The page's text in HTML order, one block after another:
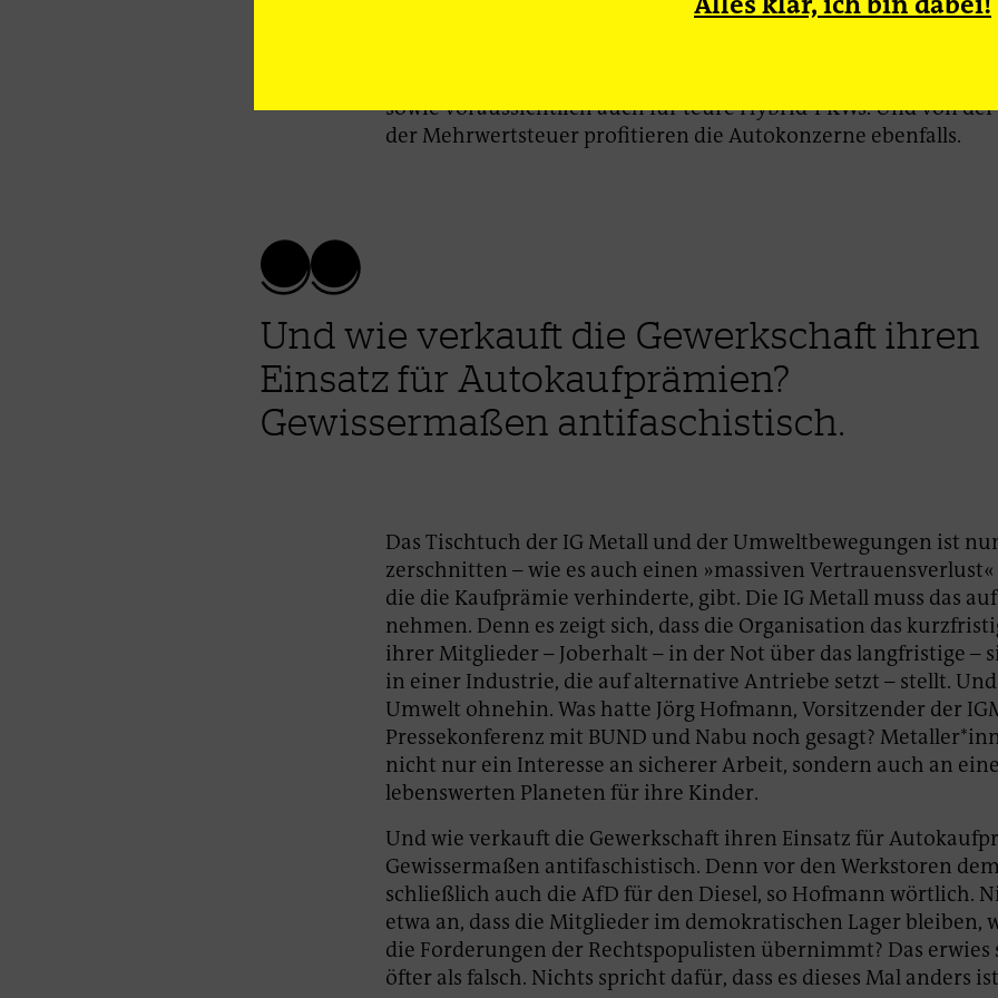
Dieselfahrzeuge einsetzten. Letztlich erfolgreich. Im
sowie voraussichtlich auch für teure Hybrid-PKWs. Und von
der Mehrwertsteuer profitieren die Autokonzerne ebenfalls.
Und wie verkauft die Gewerkschaft ihren
Einsatz für Autokaufprämien?
Gewissermaßen antifaschistisch.
Das Tischtuch der IG Metall und der Umweltbewegungen ist
zerschnitten – wie es auch einen »massiven Vertrauensverlust«
die die Kaufprämie verhinderte, gibt. Die IG Metall muss das
nehmen. Denn es zeigt sich, dass die Organisation das
ihrer Mitglieder – Joberhalt – in der Not über das langfristige –
in einer Industrie, die auf alternative Antriebe setzt – stellt.
Umwelt ohnehin. Was hatte Jörg Hofmann, Vorsitzender der
Pressekonferenz mit BUND und Nabu noch gesagt?
nicht nur ein Interesse an sicherer Arbeit, sondern auch an
lebenswerten Planeten für ihre Kinder.
Und wie verkauft die Gewerkschaft ihren Einsatz für
Gewissermaßen antifaschistisch. Denn vor den Werkstoren
schließlich auch die AfD für den Diesel, so Hofmann wörtlich.
etwa an, dass die Mitglieder im demokratischen Lager bleiben,
die Forderungen der Rechtspopulisten übernimmt? Das erwies
öfter als falsch. Nichts spricht dafür, dass es dieses Mal anders